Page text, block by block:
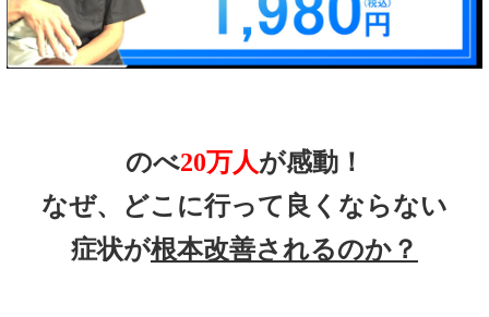
のべ20万人が感動！
なぜ、どこに行って良くならない
症状が根本改善されるのか？